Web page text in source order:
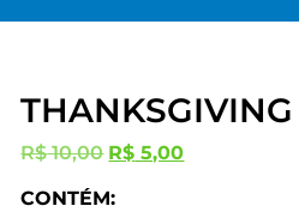
R$10,00 R$ 5,00
CONTÉM: